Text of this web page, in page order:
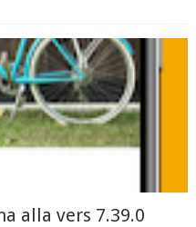
alla vers 7.39.0